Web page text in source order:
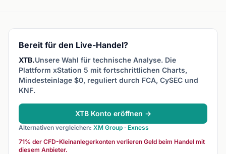
erzeugen, die Kurs und Zeit
Unterstützungs- und
während Rücksetzern zu
Bereit für den Live-Handel?
XTB.Unsere Wahl für technische Analyse. Die
Plattform xStation 5 mit fortschrittlichen Charts,
Mindesteinlage $0, reguliert durch FCA, CySEC und
KNF.
XTB Konto eröffnen →
Alternativen vergleichen: XM Group · Exness
71% der CFD-Kleinanlegerkonten verlieren Geld beim Handel mit
diesem Anbieter.